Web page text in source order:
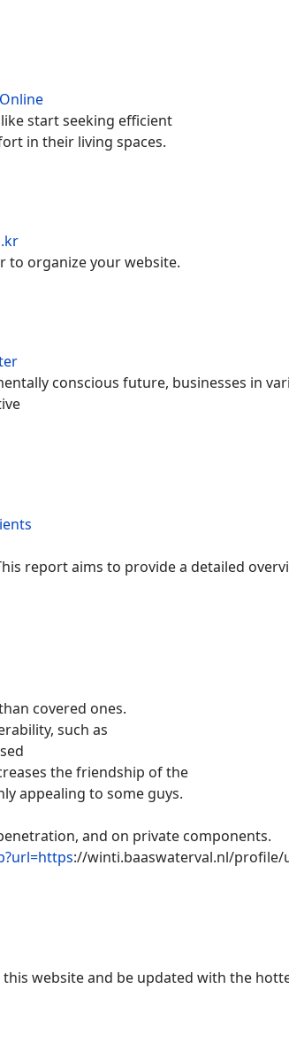
start seeking efficient
in their living spaces.
to organize your website.
conscious future, businesses in
report aims to provide a detailed
covered ones.
such as
the friendship of the
appealing to some guys.
and on private components.
://winti.baaswaterval.nl/profile/
website and be updated with the